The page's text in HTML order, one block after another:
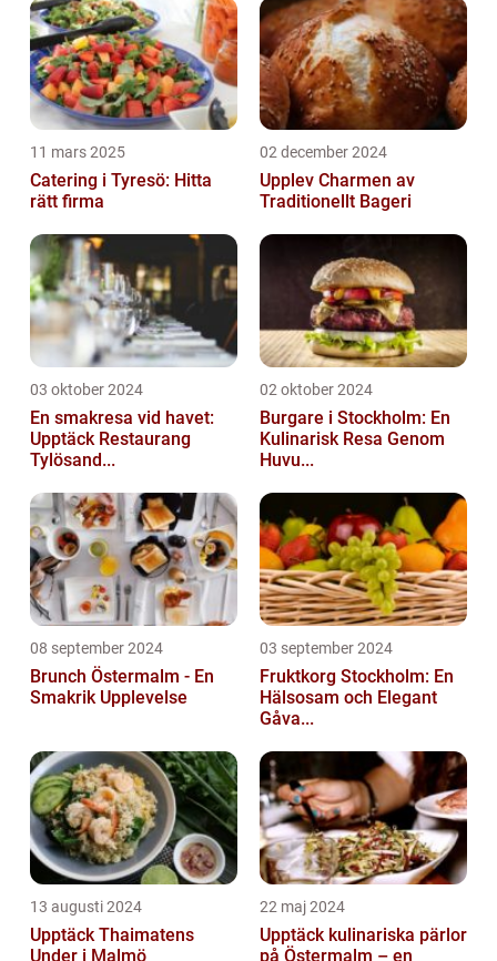
11 mars 2025
Catering i Tyresö: Hitta
rätt firma
02 december 2024
Upplev Charmen av
Traditionellt Bageri
03 oktober 2024
En smakresa vid havet:
Upptäck Restaurang
Tylösand...
02 oktober 2024
Burgare i Stockholm: En
Kulinarisk Resa Genom
Huvu...
08 september 2024
Brunch Östermalm - En
Smakrik Upplevelse
03 september 2024
Fruktkorg Stockholm: En
Hälsosam och Elegant
Gåva...
13 augusti 2024
Upptäck Thaimatens
Under i Malmö
22 maj 2024
Upptäck kulinariska pärlor
på Östermalm – en